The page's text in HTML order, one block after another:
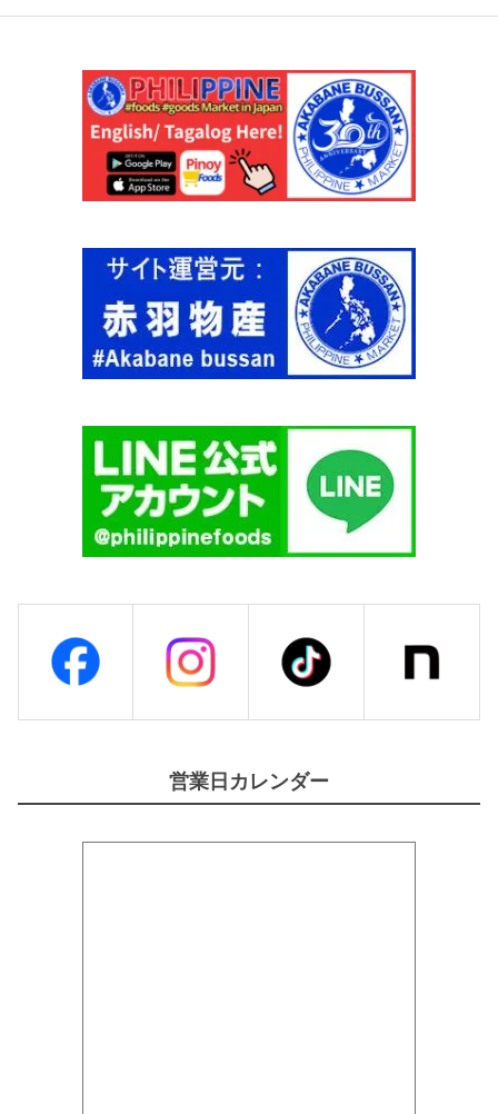
【
個
内
セ
ト
1
k
g
パ
ッ
豚
血
な
し
）
営業日カレンダー